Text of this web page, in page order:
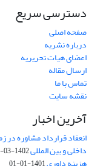
دسترسی سریع
صفحه اصلی
درباره نشریه
اعضای هیات تحریریه
ارسال مقاله
تماس با ما
نقشه سایت
آخرین اخبار
انعقاد قرارداد مشاوره در
داخلی و بین المللی1402-03-28